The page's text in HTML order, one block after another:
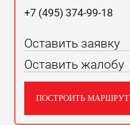
+7 (495) 374-99-18
Оставить заявку
Оставить жалобу
ПОСТРОИТЬ МАРШРУТ